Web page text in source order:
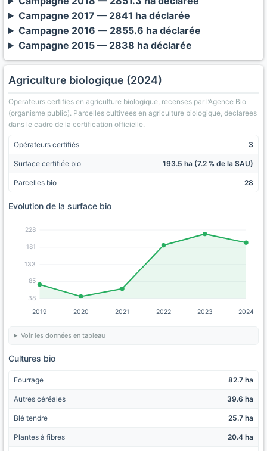
Campagne 2017 — 2841 ha déclarée
Campagne 2016 — 2855.6 ha déclarée
Campagne 2015 — 2838 ha déclarée
Agriculture biologique (2024)
Operateurs certifies en agriculture biologique, recenses par l’Agence Bio
(organisme public). Parcelles cultivees en agriculture biologique, declarees
dans le cadre de la certification officielle.
Opérateurs certifiés 3
Surface certifiée bio 193.5 ha (7.2 % de la SAU)
Parcelles bio 28
Evolution de la surface bio
38
85
133
181
228
2019 2020 2021 2022 2023 2024
Voir les données en tableau
Cultures bio
Fourrage 82.7 ha
Autres céréales 39.6 ha
Blé tendre 25.7 ha
Plantes à fibres 20.4 ha